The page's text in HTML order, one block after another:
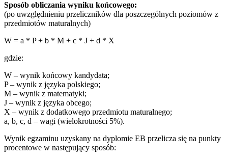
Sposób obliczania wyniku końcowego:
(po uwzględnieniu przeliczników dla poszczególnych poziomów z
przedmiotów maturalnych)
W = a * P + b * M + c * J + d * X
gdzie:
W – wynik końcowy kandydata;
P – wynik z języka polskiego;
M – wynik z matematyki;
J – wynik z języka obcego;
X – wynik z dodatkowego przedmiotu maturalnego;
a, b, c, d – wagi (wielokrotności 5%).
Wynik egzaminu uzyskany na dyplomie EB przelicza się na punkty
procentowe w następujący sposób: